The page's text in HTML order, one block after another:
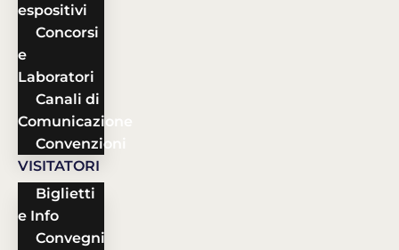
espositivi
Concorsi
e
Laboratori
Canali di
Comunicazione
Convenzioni
VISITATORI
Biglietti
e Info
Convegni